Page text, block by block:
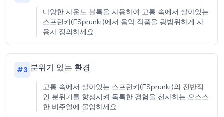
다양한 사운드 블록을 사용하여 고통 속에서 살아있는
스프런키(ESprunki)에서 음악 작품을 광범위하게 사
용자 정의하세요.
#3 분위기 있는 환경
고통 속에서 살아있는 스프런키(ESprunki)의 전반적
인 분위기를 향상시켜 독특한 경험을 선사하는 으스스
한 비주얼에 몰입하세요.